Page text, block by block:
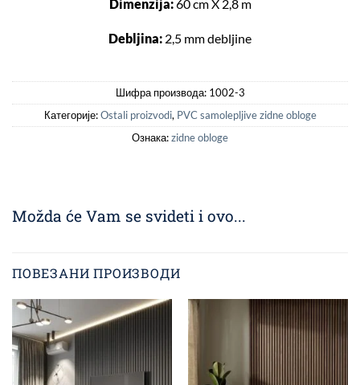
Dimenzija:60 cm X 2,8 m
Debljina: 2,5 mm debljine
Шифра производа: 1002-3
Категорије:Ostali proizvodi, PVC samolepljive zidne obloge
Ознака:zidne obloge
Možda će Vam se svideti i ovo...
ПОВЕЗАНИ ПРОИЗВОДИ